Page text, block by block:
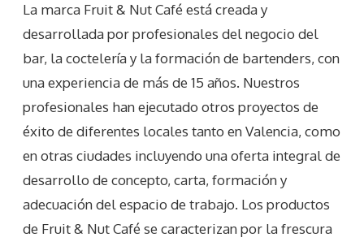
La marca Fruit & Nut Café está creada y
desarrollada por profesionales del negocio del
bar, la coctelería y la formación de bartenders, con
una experiencia de más de 15 años. Nuestros
profesionales han ejecutado otros proyectos de
éxito de diferentes locales tanto en Valencia, como
en otras ciudades incluyendo una oferta integral de
desarrollo de concepto, carta, formación y
adecuación del espacio de trabajo. Los productos
de Fruit & Nut Café se caracterizan por la frescura